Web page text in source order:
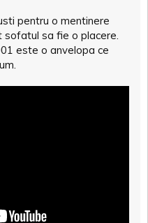
pentru o mentinere
sa fie o placere.
este o anvelopa ce